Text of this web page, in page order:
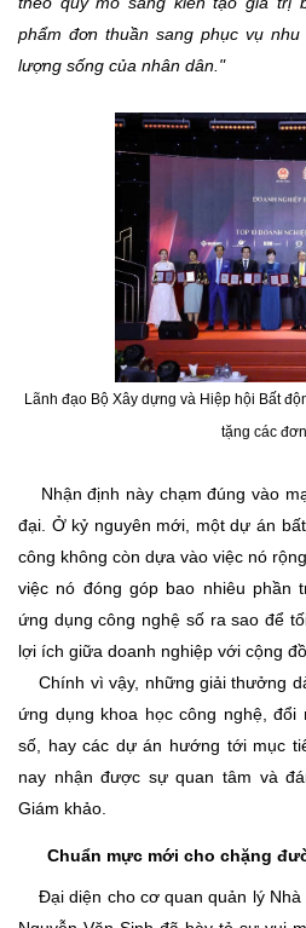
phẩm đơn thuần sang phục vụ
lượng sống của nhân dân."
Lãnh đạo Bộ Xây dựng và Hiệp hội Bất
tặng các
Nhận định này chạm đúng vào
đại. Ở kỷ nguyên mới, một dự án
công không còn dựa vào việc nó
việc nó đóng góp bao nhiêu phần
ứng dụng công nghệ số ra sao để
lợi ích giữa doanh nghiệp với cộng
Chính vì vậy, những giải thưởng
ứng dụng khoa học công nghệ, đổi
số, hay các dự án hướng tới mục
nay nhận được sự quan tâm và
Giám khảo.
​Chuẩn mực mới cho chặng
​Đại diện cho cơ quan quản lý